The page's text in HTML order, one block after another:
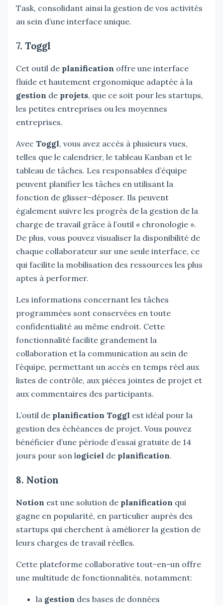
Task, consolidant ainsi la gestion de vos activités
au sein d’une interface unique.
7. Toggl
Cet outil de planification offre une interface
fluide et hautement ergonomique adaptée à la
gestion de projets, que ce soit pour les startups,
les petites entreprises ou les moyennes
entreprises.
Avec Toggl, vous avez accès à plusieurs vues,
telles que le calendrier, le tableau Kanban et le
tableau de tâches. Les responsables d’équipe
peuvent planifier les tâches en utilisant la
fonction de glisser-déposer. Ils peuvent
également suivre les progrès de la gestion de la
charge de travail grâce à l’outil « chronologie ».
De plus, vous pouvez visualiser la disponibilité de
chaque collaborateur sur une seule interface, ce
qui facilite la mobilisation des ressources les plus
aptes à performer.
Les informations concernant les tâches
programmées sont conservées en toute
confidentialité au même endroit. Cette
fonctionnalité facilite grandement la
collaboration et la communication au sein de
l’équipe, permettant un accès en temps réel aux
listes de contrôle, aux pièces jointes de projet et
aux commentaires des participants.
L’outil de planification Toggl est idéal pour la
gestion des échéances de projet. Vous pouvez
bénéficier d’une période d’essai gratuite de 14
jours pour son logiciel de planification.
8. Notion
Notion est une solution de planification qui
gagne en popularité, en particulier auprès des
startups qui cherchent à améliorer la gestion de
leurs charges de travail réelles.
Cette plateforme collaborative tout-en-un offre
une multitude de fonctionnalités, notamment:
la gestion des bases de données